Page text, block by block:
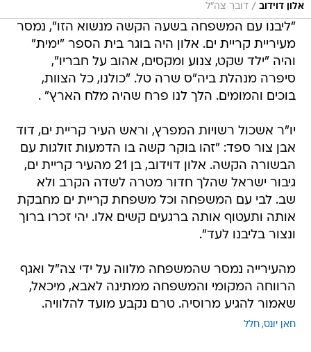
אלון דוידוב / דובר צה"ל
"ליבנו עם המשפחה בשעה הקשה מנשוא הזו", נמסר
מעיריית קריית ים. אלון היה בוגר בית הספר "ימית"
והיה "ילד שקט, צנוע ומקסים, אהוב על חבריו",
סיפרה מנהלת ביה"ס שרה טל. "כולנו, כל הצוות,
בוכים והמומים. הלך לנו פרח שהיה מלח הארץ" .
יו"ר אשכול רשויות המפרץ, וראש העיר קריית ים, דוד
אבן צור ספד: "זהו בוקר קשה בו הדמעות זולגות עם
הבשורה הקשה. אלון דוידוב, בן 21 מהעיר קריית ים,
גיבור ישראל שהלך חדור מטרה לשדה הקרב ולא
שב. לבי עם המשפחה וכל משפחת קריית ים מחבקת
אותה ותעטוף אותה ברגעים קשים אלו. יהי זכרו ברוך
ונצור בליבנו לעד".
מהעירייה נמסר שהמשפחה מלווה על ידי צה"ל ואגף
הרווחה המקומי והמשפחה ממתינה לאבא, מיכאל,
שאמור להגיע מרוסיה. טרם נקבע מועד להלוויה.
חאן יונס חלל